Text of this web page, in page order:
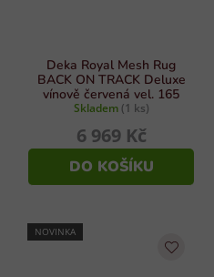
Deka Royal Mesh Rug
BACK ON TRACK Deluxe
vínově červená vel. 165
Skladem (1 ks)
6 969 Kč
DO KOŠÍKU
NOVINKA